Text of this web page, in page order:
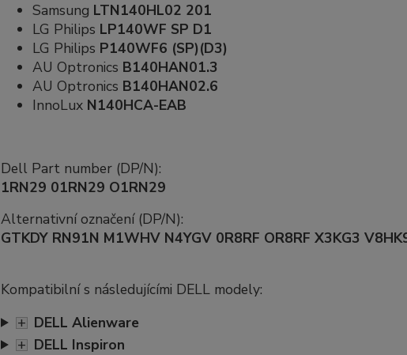
Samsung LTN140HL02 201
LG Philips LP140WF SP D1
LG Philips P140WF6 (SP)(D3)
AU Optronics B140HAN01.3
AU Optronics B140HAN02.6
InnoLux N140HCA-EAB
Dell Part number (DP/N):
1RN29 01RN29 O1RN29
Alternativní označení (DP/N):
GTKDY RN91N M1WHV N4YGV 0R8RF OR8RF X3KG3
Kompatibilní s následujícími DELL modely:
+ DELL Alienware
+ DELL Inspiron